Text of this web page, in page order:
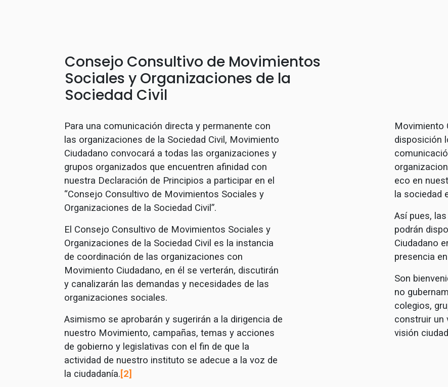
Consejo Consultivo de Movimientos
Sociales y Organizaciones de la
Sociedad Civil
Para una comunicación directa y permanente con
las organizaciones de la Sociedad Civil, Movimiento
Ciudadano convocará a todas las organizaciones y
grupos organizados que encuentren afinidad con
nuestra Declaración de Principios a participar en el
“Consejo Consultivo de Movimientos Sociales y
Organizaciones de la Sociedad Civil”.
El Consejo Consultivo de Movimientos Sociales y
Organizaciones de la Sociedad Civil es la instancia
de coordinación de las organizaciones con
Movimiento Ciudadano, en él se verterán, discutirán
y canalizarán las demandas y necesidades de las
organizaciones sociales.
Asimismo se aprobarán y sugerirán a la dirigencia de
nuestro Movimiento, campañas, temas y acciones
de gobierno y legislativas con el fin de que la
actividad de nuestro instituto se adecue a la voz de
la ciudadanía.[2]
Movimiento
disposición
eco en
la sociedad
Así pues,
podrán
Ciudadano
presencia
Son
no
colegios,
construir un
visión